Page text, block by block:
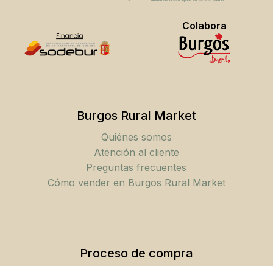
Colabora
Burgos Rural Market
Quiénes somos
Atención al cliente
Preguntas frecuentes
Cómo vender en Burgos Rural Market
Proceso de compra